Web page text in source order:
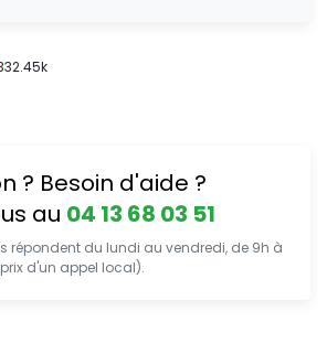
? Besoin d'aide ?
au 04 13 68 03 51
répondent du lundi au vendredi, de 9h à
d'un appel local).